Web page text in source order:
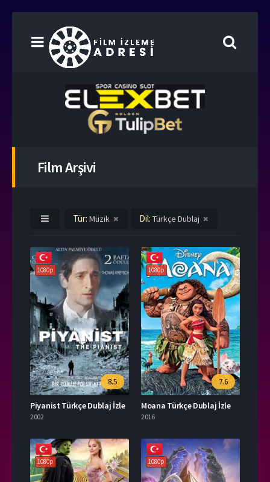
Film Arşivi
Tür: Müzik Dil: Türkçe Dublaj
1080p
8.5
Piyanist Türkçe Dublaj İzle
2002
1080p
7.6
Moana Türkçe Dublaj İzle
2016
1080p 1080p